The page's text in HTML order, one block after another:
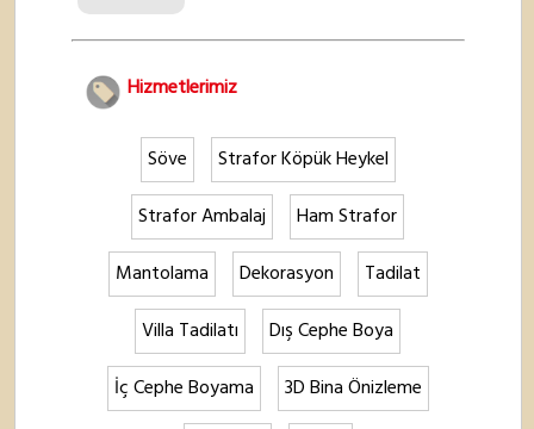
Hizmetlerimiz
Söve
Strafor Köpük Heykel
Strafor Ambalaj
Ham Strafor
Mantolama
Dekorasyon
Tadilat
Villa Tadilatı
Dış Cephe Boya
İç Cephe Boyama
3D Bina Önizleme